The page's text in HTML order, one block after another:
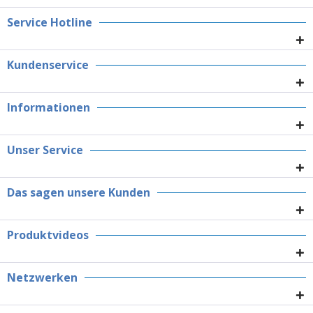
Service Hotline
Kundenservice
Informationen
Unser Service
Das sagen unsere Kunden
Produktvideos
Netzwerken